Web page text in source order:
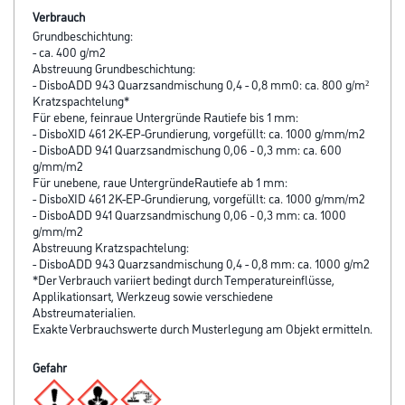
Verbrauch
Grundbeschichtung:
- ca. 400 g/m2
Abstreuung Grundbeschichtung:
- DisboADD 943 Quarzsandmischung 0,4 - 0,8 mm0: ca. 800 g/m²
Kratzspachtelung*
Für ebene, feinraue Untergründe Rautiefe bis 1 mm:
- DisboXID 461 2K-EP-Grundierung, vorgefüllt: ca. 1000 g/mm/m2
- DisboADD 941 Quarzsandmischung 0,06 - 0,3 mm: ca. 600
g/mm/m2
Für unebene, raue UntergründeRautiefe ab 1 mm:
- DisboXID 461 2K-EP-Grundierung, vorgefüllt: ca. 1000 g/mm/m2
- DisboADD 941 Quarzsandmischung 0,06 - 0,3 mm: ca. 1000
g/mm/m2
Abstreuung Kratzspachtelung:
- DisboADD 943 Quarzsandmischung 0,4 - 0,8 mm: ca. 1000 g/m2
*Der Verbrauch variiert bedingt durch Temperatureinflüsse,
Applikationsart, Werkzeug sowie verschiedene
Abstreumaterialien.
Exakte Verbrauchswerte durch Musterlegung am Objekt ermitteln.
Gefahr